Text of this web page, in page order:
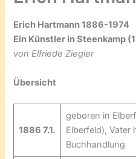
Erich Hartmann 1886-1974
Ein Künstler in Steenkamp
von Elfriede Ziegler
Übersicht
1886 7.1.
geboren in
Elberfeld), Vater
Buchhandlung